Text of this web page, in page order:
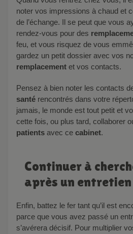
noter vos impressions à chaud et
de l’échange. Il se peut que vous
rendez-vous pour des
feu, et vous risquez de vous
gardez un petit dossier avec vos
remplacement et vos contacts.
Pensez à bien noter les contacts
santé rencontrés dans votre
jamais, le monde est tout petit et
cette fois, ou plus tard, collaborer
patients avec ce cabinet.
Continuer à chercher même
après un entretien
Enfin, battez le fer tant qu’il est encore chaud. Ce n’est pas
parce que vous avez passé un
s’avérera décisif. Pour multiplier